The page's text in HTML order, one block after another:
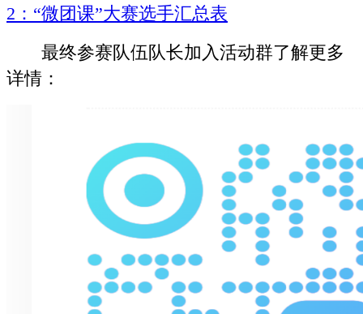
2：“微团课”大赛选手汇总表
最终参赛队伍队长加入活动群了解更多
详情：